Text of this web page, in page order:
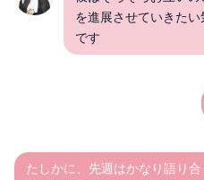
を進展させていきた
です
たしかに、先週はかなり語り